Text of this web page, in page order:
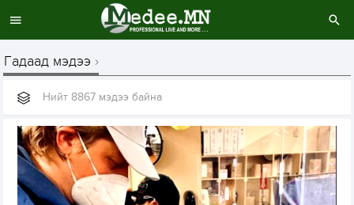
Гадаад мэдээ
Нийт 8867 мэдээ байна